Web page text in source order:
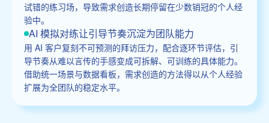
试错的练习场，导致需求创造长期停留在少数销冠的个人经
验中。
AI 模拟对练让引导节奏沉淀为团队能力
用 AI 客户复刻不可预测的拜访压力，配合逐环节评估，引
导节奏从难以言传的手感变成可拆解、可训练的具体能力。
借助统一场景与数据看板，需求创造的方法得以从个人经验
扩展为全团队的稳定水平。